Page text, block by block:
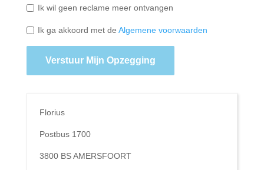
Ik wil geen reclame meer ontvangen
Ik ga akkoord met de Algemene voorwaarden
Verstuur Mijn Opzegging
Florius
Postbus 1700
3800 BS AMERSFOORT